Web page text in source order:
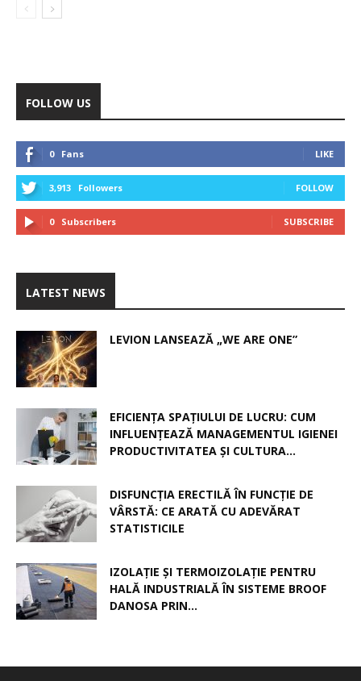
FOLLOW US
0 Fans LIKE
3,913 Followers FOLLOW
0 Subscribers SUBSCRIBE
LATEST NEWS
LEVION LANSEAZĂ „WE ARE ONE”
EFICIENȚA SPAȚIULUI DE LUCRU: CUM
INFLUENȚEAZĂ MANAGEMENTUL IGIENEI
PRODUCTIVITATEA ȘI CULTURA...
DISFUNCȚIA ERECTILĂ ÎN FUNCȚIE DE
VÂRSTĂ: CE ARATĂ CU ADEVĂRAT
STATISTICILE
IZOLAȚIE ȘI TERMOIZOLAȚIE PENTRU
HALĂ INDUSTRIALĂ ÎN SISTEME BROOF
DANOSA PRIN...